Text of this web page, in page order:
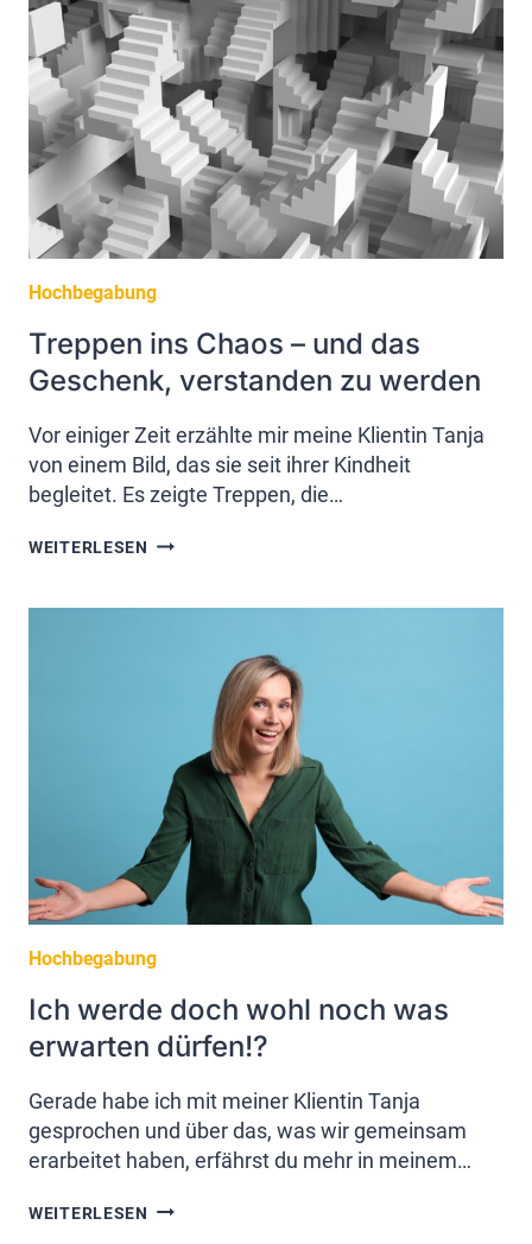
Hochbegabung
Treppen ins Chaos – und das
Geschenk, verstanden zu werden
Vor einiger Zeit erzählte mir meine Klientin Tanja
von einem Bild, das sie seit ihrer Kindheit
begleitet. Es zeigte Treppen, die…
WEITERLESEN TREPPEN
–
GESCHENK,
VERSTANDEN
WERDEN
Hochbegabung
Ich werde doch wohl noch was
erwarten dürfen!?
Gerade habe ich mit meiner Klientin Tanja
gesprochen und über das, was wir gemeinsam
erarbeitet haben, erfährst du mehr in meinem…
WEITERLESEN ICH